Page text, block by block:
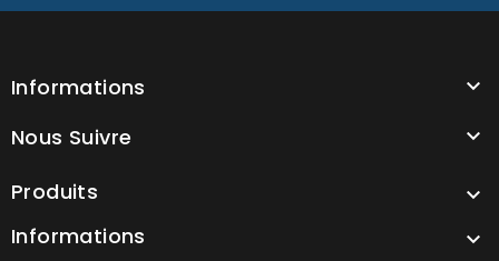
Informations 
Nous Suivre 
Produits 
Informations 